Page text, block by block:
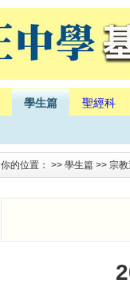
學生篇 聖經科
你的位置： >> 學生篇 >> 宗